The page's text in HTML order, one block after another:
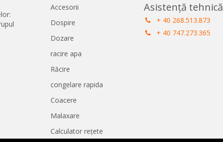
Accesorii
Dospire
Dozare
racire apa
Răcire
congelare rapida
Coacere
Malaxare
Calculator rețete
Asistență tehnică
+ 40 268.513.873
+ 40 747.273.365